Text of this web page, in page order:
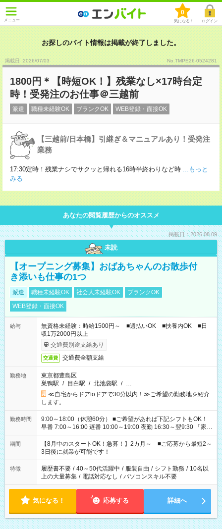
メニュー
0
気になる！ ログイン
お探しのバイト情報は掲載が終了しました。
掲載日 :2026/07/03 No.TMPE26-0524281
1800円＊【時短OK！】残業なし×17時台定
時！受発注のお仕事＠三越前
派遣 職種未経験OK ブランクOK WEB登録・面接OK
【三越前/日本橋】引継ぎ＆マニュアルあり！受発注
業務
17:30定時！残業ナシでサクッと帰れる16時半終わりなど時 ...もっと
みる
あなたの閲覧履歴からのオススメ
掲載日：2026.08.09
未読
【オープニング募集】おばあちゃんのお散歩付
き添いも仕事の1つ
派遣 職種未経験OK 社会人未経験OK
ブランクOK
WEB登録・面接OK
給与
無資格未経験：時給1500円～ ■週払いOK ■扶養内OK ■日
収1万2000円以上
交通費別途支給あり
交通費 交通費全額支給
勤務地
東京都豊島区
巣鴨駅 / 目白駅 / 北池袋駅 / …
≪自宅からドアtoドアで30分以内！≫ご希望の勤務地を紹介
します。
勤務時間
9:00～18:00（休憩60分） ■ご希望があれば下記シフトもOK！
早番 7:00～16:00 遅番 10:00～19:00 夜勤 16:30～翌9:30 「家族
と休みを合わせたい」 「余裕を持って夕飯の準備がしたい」
「できれば残業はしたくない」 など、ご希望を教えてください
ね。 ※Wワーク希望の方へ 今ご覧のお仕事で希望する勤務時間
と、もう1つのお仕事の勤務時間。 合計で週40時間を超える場
合は応募できません。
期間
【8月中のスタートOK！急募！】2カ月～ ■ご応募から最短2～
3日後に就業が可能です！
特徴 履歴書不要 / 40～50代活躍中 / 服装自由 / シフト勤務 / 10名以
上の大量募集 / 電話対応なし / パソコンスキル不要
気になる！ 応募する 詳細へ